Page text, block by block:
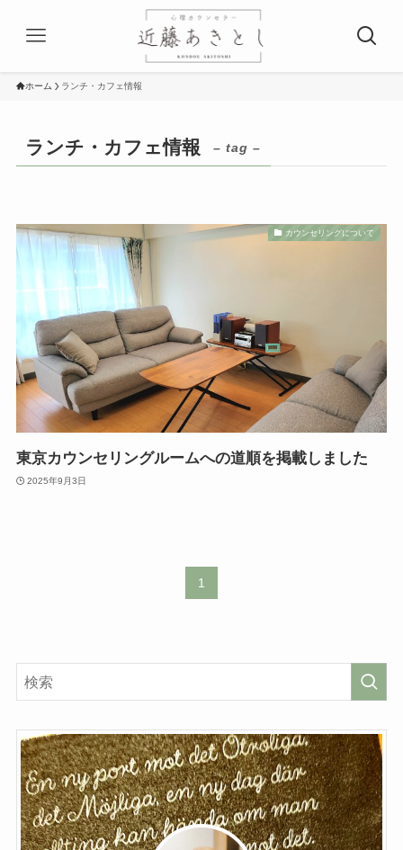
ホーム ランチ・カフェ情報
ランチ・カフェ情報 – tag –
カウンセリングについて
東京カウンセリングルームへの道順を掲載しました
2025年9月3日
1